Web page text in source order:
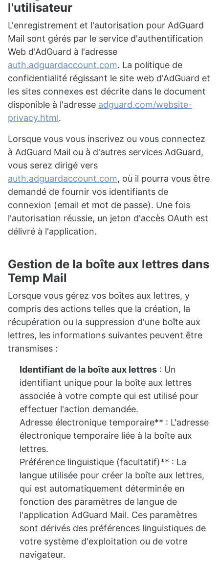
l'utilisateur
L'enregistrement et l'autorisation pour AdGuard
Mail sont gérés par le service d'authentification
Web d'AdGuard à l'adresse
auth.adguardaccount.com. La politique de
confidentialité régissant le site web d'AdGuard et
les sites connexes est décrite dans le document
disponible à l'adresse adguard.com/website-
privacy.html.
Lorsque vous vous inscrivez ou vous connectez
à AdGuard Mail ou à d'autres services AdGuard,
vous serez dirigé vers
auth.adguardaccount.com, où il pourra vous être
demandé de fournir vos identifiants de
connexion (email et mot de passe). Une fois
l'autorisation réussie, un jeton d'accès OAuth est
délivré à l'application.
Gestion de la boîte aux lettres dans
Temp Mail
Lorsque vous gérez vos boîtes aux lettres, y
compris des actions telles que la création, la
récupération ou la suppression d'une boîte aux
lettres, les informations suivantes peuvent être
transmises :
Identifiant de la boîte aux lettres : Un
identifiant unique pour la boîte aux lettres
associée à votre compte qui est utilisé pour
effectuer l'action demandée.
Adresse électronique temporaire** : L'adresse
électronique temporaire liée à la boîte aux
lettres.
Préférence linguistique (facultatif)** : La
langue utilisée pour créer la boîte aux lettres,
qui est automatiquement déterminée en
fonction des paramètres de langue de
l'application AdGuard Mail. Ces paramètres
sont dérivés des préférences linguistiques de
votre système d'exploitation ou de votre
navigateur.